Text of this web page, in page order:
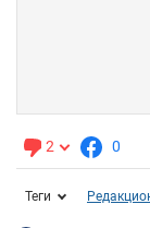
2 0
Теги